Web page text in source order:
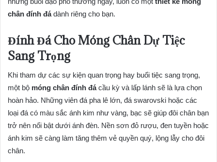
chân đính đádành riêng cho bạn.
Đính Đá Cho Móng Chân Dự Tiệc
Sang Trọng
Khi tham dự các sự kiện quan trọng hay buổi tiệc sang trọng,
một bộ móng chân đính đácầu kỳ và lấp lánh sẽ là lựa chọn
hoàn hảo. Những viên đá pha lê lớn, đá swarovski hoặc các
loại đá có màu sắc ánh kim như vàng, bạc sẽ giúp đôi chân bạn
trở nên nổi bật dưới ánh đèn. Nền sơn đỏ rượu, đen tuyền hoặc
ánh kim sẽ càng làm tăng thêm vẻ quyền quý, lộng lẫy cho đôi
chân.